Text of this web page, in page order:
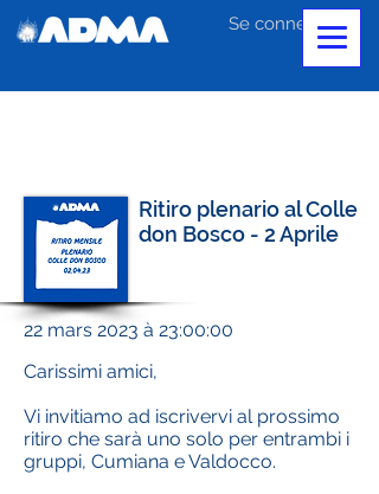
Se connecter
Ritiro plenario al Colle
don Bosco - 2 Aprile
22 mars 2023 à 23:00:00
Carissimi amici,
Vi invitiamo ad iscrivervi al prossimo
ritiro che sarà uno solo per entrambi i
gruppi, Cumiana e Valdocco.